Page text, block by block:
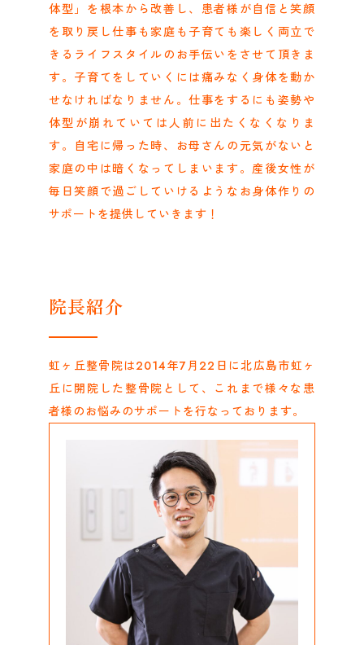
体型」を根本から改善し、患者様が自信と笑顔
を取り戻し仕事も家庭も子育ても楽しく両立で
きるライフスタイルのお手伝いをさせて頂きま
す。子育てをしていくには痛みなく身体を動か
せなければなりません。仕事をするにも姿勢や
体型が崩れていては人前に出たくなくなりま
す。自宅に帰った時、お母さんの元気がないと
家庭の中は暗くなってしまいます。産後女性が
毎日笑顔で過ごしていけるようなお身体作りの
サポートを提供していきます！
院長紹介
虹ヶ丘整骨院は2014年7月22日に北広島市虹ヶ
丘に開院した整骨院として、これまで様々な患
者様のお悩みのサポートを行なっております。